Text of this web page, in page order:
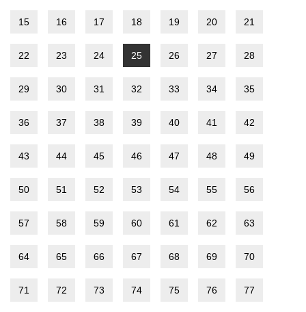
15 16 17 18 19 20 21
22 23 24 25 26 27 28
29 30 31 32 33 34 35
36 37 38 39 40 41 42
43 44 45 46 47 48 49
50 51 52 53 54 55 56
57 58 59 60 61 62 63
64 65 66 67 68 69 70
71 72 73 74 75 76 77